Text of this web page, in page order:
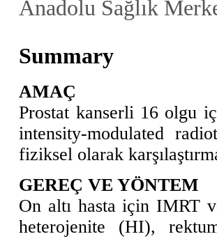
Anadolu Sağlık
Summary
AMAÇ
Prostat kanserli 16 olgu
intensity-modulated
fiziksel olarak
GEREÇ VE YÖNTEM
On altı hasta için IMRT
heterojenite (HI),